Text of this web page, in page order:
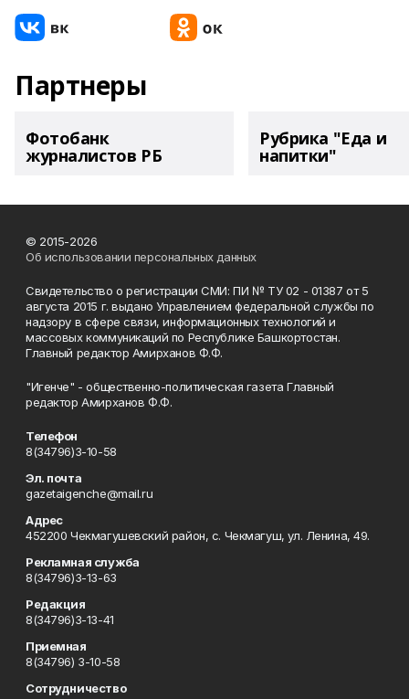
Партнеры
Фотобанк
журналистов РБ
Рубрика "Еда и
напитки"
© 2015-2026
Об использовании персональных данных
Свидетельство о регистрации СМИ: ПИ № ТУ 02 - 01387 от 5
августа 2015 г. выдано Управлением федеральной службы по
надзору в сфере связи, информационных технологий и
массовых коммуникаций по Республике Башкортостан.
Главный редактор Амирханов Ф.Ф.
"Игенче" - общественно-политическая газета Главный
редактор Амирханов Ф.Ф.
Телефон
8(34796)3-10-58
Эл. почта
gazetaigenche@mail.ru
Адрес
452200 Чекмагушевский район, с. Чекмагуш, ул. Ленина, 49.
Рекламная служба
8(34796)3-13-63
Редакция
8(34796)3-13-41
Приемная
8(34796) 3-10-58
Сотрудничество